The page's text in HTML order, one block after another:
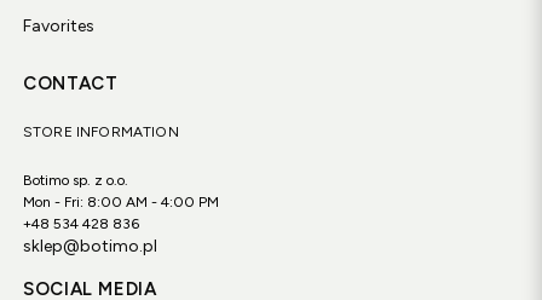
Favorites
CONTACT
STORE INFORMATION
Botimo sp. z o.o.
Mon - Fri: 8:00 AM - 4:00 PM
+48 534 428 836
sklep@botimo.pl
SOCIAL MEDIA